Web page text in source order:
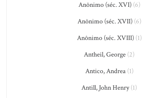
Anônimo (séc. XVI)(6)
Anônimo (séc. XVII)(6)
Anônimo (séc. XVIII)(1)
Antheil, George (2)
Antico, Andrea(1)
Antill, John Henry(1)